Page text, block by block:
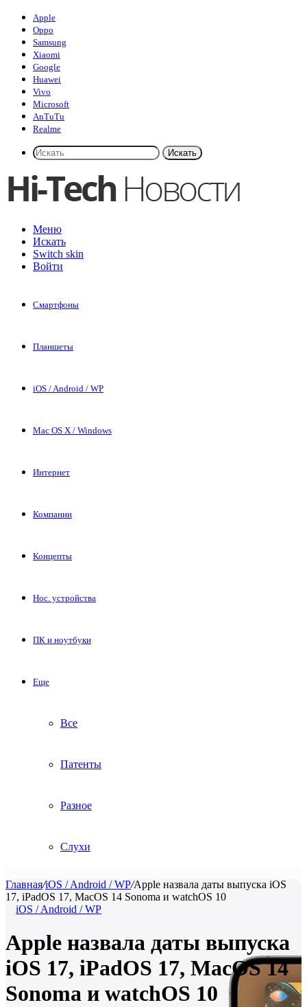
Apple
Oppo
Samsung
Xiaomi
Google
Huawei
Vivo
Microsoft
AnTuTu
Realme
Искать
Меню
Искать
Switch skin
Войти
Смартфоны
Планшеты
iOS / Android / WP
Mac OS X / Windows
Интернет
Компании
Концепты
Нос. устройства
ПК и ноутбуки
Еще
Все
Патенты
Разное
Слухи
Главная/iOS / Android / WP/Apple назвала даты выпуска iOS
17, iPadOS 17, MacOS 14 Sonoma и watchOS 10
iOS / Android / WP
Apple назвала даты выпуска
iOS 17, iPadOS 17, MacOS 14
Sonoma и watchOS 10